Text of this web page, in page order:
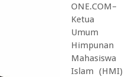
ONE.COM–
Ketua
Umum
Himpunan
Mahasiswa
Islam (HMI)